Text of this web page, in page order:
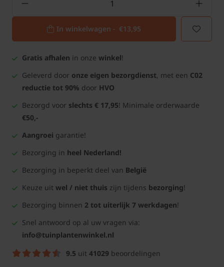
In winkelwagen - €13,95
Gratis afhalen in onze winkel!
Geleverd door onze eigen bezorgdienst, met een C02
reductie tot 90% door HVO
Bezorgd voor slechts € 17,95! Minimale orderwaarde
€50,-
Aangroei garantie!
Bezorging in heel Nederland!
Bezorging in beperkt deel van België
Keuze uit wel / niet thuis zijn tijdens bezorging!
Bezorging binnen 2 tot uiterlijk 7 werkdagen!
Snel antwoord op al uw vragen via:
info@tuinplantenwinkel.nl
9.5 uit 41029 beoordelingen